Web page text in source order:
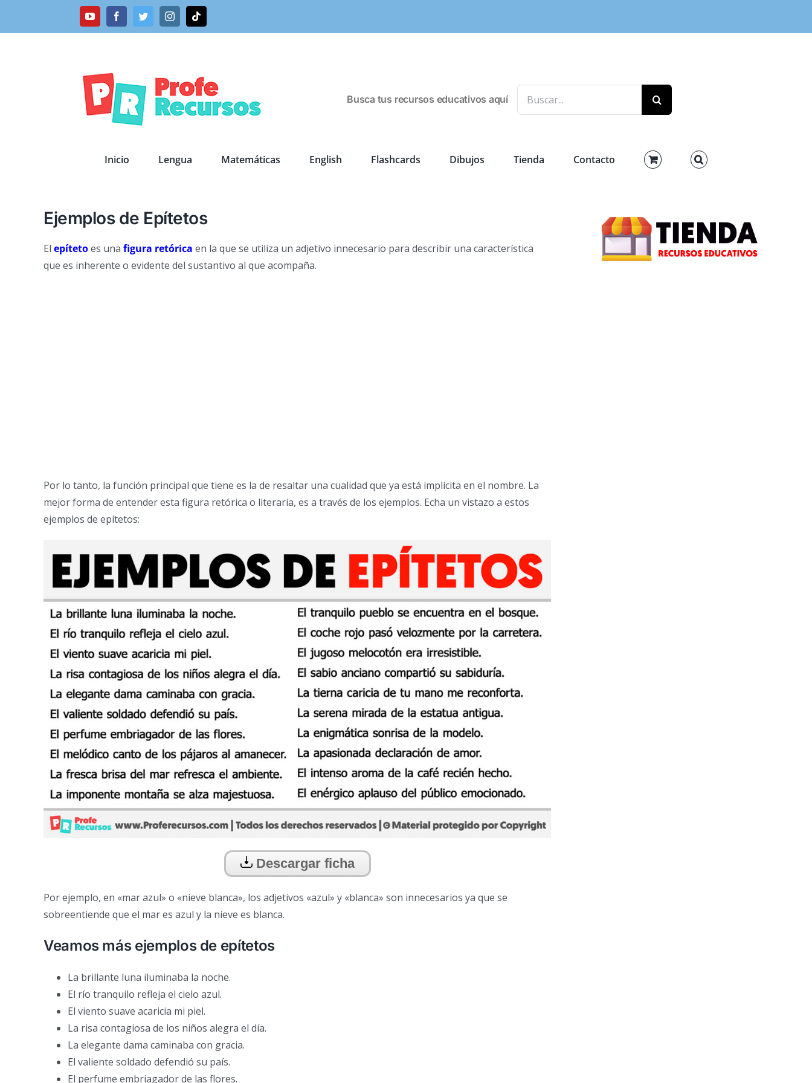
YouTubeFacebookTwitterInstagramTiktok
Busca tus recursos educativos aquí
Inicio Lengua Matemáticas English Flashcards Dibujos Tienda Contacto
Ejemplos de Epítetos
El epítetoes una figura retórica en la que se utiliza un adjetivo innecesario para describir una característica
que es inherente o evidente del sustantivo al que acompaña.
Por lo tanto, la función principal que tiene es la de resaltar una cualidad que ya está implícita en el nombre. La
mejor forma de entender esta figura retórica o literaria, es a través de los ejemplos. Echa un vistazo a estos
ejemplos de epítetos:
Descargar ficha
Por ejemplo, en «mar azul» o «nieve blanca», los adjetivos «azul» y «blanca» son innecesarios ya que se
sobreentiende que el mar es azul y la nieve es blanca.
Veamos más ejemplos de epítetos
La brillante luna iluminaba la noche.
El río tranquilo refleja el cielo azul.
El viento suave acaricia mi piel.
La risa contagiosa de los niños alegra el día.
La elegante dama caminaba con gracia.
El valiente soldado defendió su país.
El perfume embriagador de las flores.